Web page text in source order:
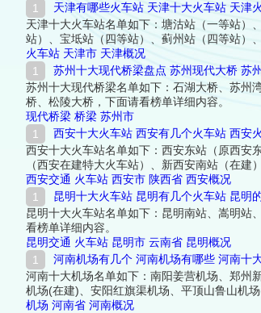
天津有哪些火车站 天津十大火车站 天津
天津十大火车站名单如下：塘沽站（一等站）
站）、宝坻站（四等站）、蓟州站（四等站）
火车站 天津市 天津概况
苏州十大现代桥梁盘点 苏州现代大桥 苏
苏州十大现代桥梁名单如下：石湖大桥、苏州
桥、松陵大桥，下面请看榜单详细内容。
现代桥梁 桥梁 苏州市
西安十大火车站 西安有几个火车站 西安
西安十大火车站名单如下：西安东站（原西安
（西安在建特大火车站）、新西安南站（在建
西安交通 火车站 西安市 陕西省 西安概况
昆明十大火车站 昆明有几个火车站 昆明
昆明十大火车站名单如下：昆明南站、嵩明站
看榜单详细内容。
昆明交通 火车站 昆明市 云南省 昆明概况
河南机场有几个 河南机场有哪些 河南十
河南十大机场名单如下：南阳姜营机场、郑州
机场(在建)、安阳红旗渠机场、平顶山鲁山机
机场 河南省 河南概况